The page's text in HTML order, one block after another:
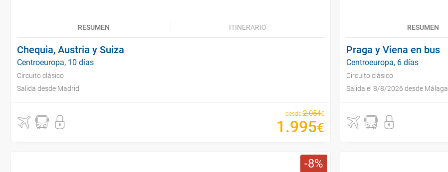
RESUMEN ITINERARIO
Chequia, Austria y Suiza
Centroeuropa, 10 días
Circuito clásico
Salida desde Madrid
desde 2.054€
1 .995€
RESUMEN
Praga y Viena en bus
Centroeuropa, 6 días
Circuito clásico
Salida el 8/8/2026 desde Málaga
8